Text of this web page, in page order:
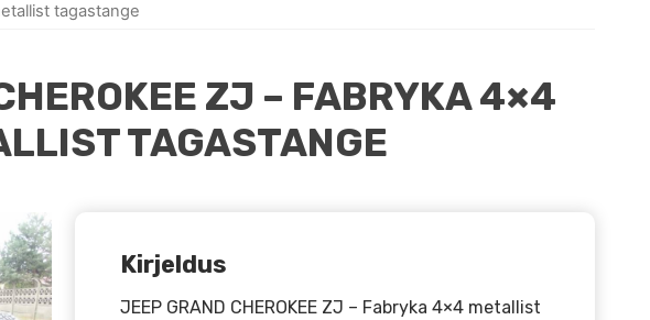
tagastange
ZJ – FABRYKA 4×4
TAGASTANGE
Kirjeldus
JEEP GRAND CHEROKEE ZJ – Fabryka 4×4 metallist